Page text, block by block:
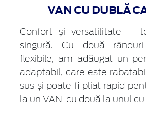
VAN CU DUBLĂ
Confort și versatilitate –
singură. Cu două
flexibile, am adăugat un
adaptabil, care este
sus și poate fi pliat rapid
la un VAN cu două la unul cu